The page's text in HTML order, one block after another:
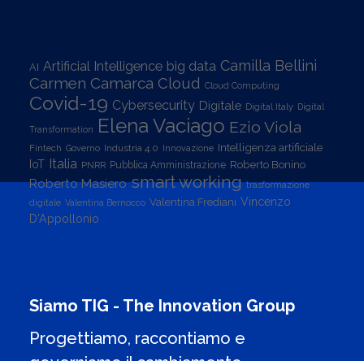
AI Artificial Intelligence big data Camilla Bellini
Carmen Camarca Cloud Cloud Computing
Covid-19 Cybersecurity Digitale Digital Italy Digital
Transformation Elena Vaciago Ezio Viola
Fintech Governo Industria 4.0 Innovazione Intelligenza artificiale
IoT Italia PNRR Pubblica Amministrazione Roberto Bonino
Roberto Masiero smart working trasformazione
digitale Valentina Bernocco Valentina Frediani Vincenzo
D'Appollonio
Siamo TIG - The Innovation Group
Progettiamo, raccontiamo e